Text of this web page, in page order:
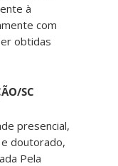
à
com
obtidas
SC
presencial,
doutorado,
Pela